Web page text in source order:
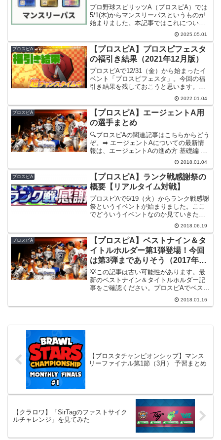
プロ野球スピリッツA（プロスピA）では
5/1(木)からマンスリーパスというものが
始まりました。本記事ではこれについて
まとめてみたいと思います。開催期間
2025/5/1(木)15:00 ～ 6/1(日)14:59マンス
リーパスの名の通り、丸々...
2025.05.01
プロスピA
【プロスピA】プロスピフェスタ
の福引き結果（2021年12月版）
プロスピAで12/31（金）から始まったイ
ベント「プロスピフェスタ」。今回の福
引き結果を残しておこうと思います。開
2022/1/4(火)14:59福引き結果累計報酬を
全て取り切るには600枚の...
2022.01.04
プロスピA
【プロスピA】エージェントA用
の選手まとめ
🔍プロスピAの関連記事はこちらからどう
ぞ。➡ エージェントAについての最新情
報は、エージェントAの進め方 基礎編 を
ご覧ください。プロスピAで1/4（月）か
らイベント「エージェントA」が始まりま
した。イベントで集めることができる選
手は201...
2018.01.04
プロスピA
【プロスピA】ランク戦感謝祭の
概要【リアルタイム対戦】
プロスピAで6/19（火）からランク戦感謝
祭というイベントが始まりました。ここ
でどういうイベントなのか見ていきたい
と思います。※リアルタイム対戦の基本
的な事は、過去記事、リアルタイム対戦
の概要と進め方をご参照ください。開催
期間2018/6/...
2018.06.19
プロスピA
【プロスピA】ベストナイン＆タ
イトルホルダー第1弾登場！今回
は第3弾までありそう（2017年度
版）
💡この記事は古い可能性があります。最
新のベストナイン＆タイトルホルダー記
事をご確認ください。プロスピAでベスト
ナイン＆タイトルホルダー（第1弾）の選
手が登場しました。去年は第1弾と第2弾
2018.01.16
【ブロスタチャンピオンシップ】マンス
リーファイナル第1節（3月） 予習まとめ
【クラロワ】「SirTagのファストサイク
ルチャレンジ」を見てみた